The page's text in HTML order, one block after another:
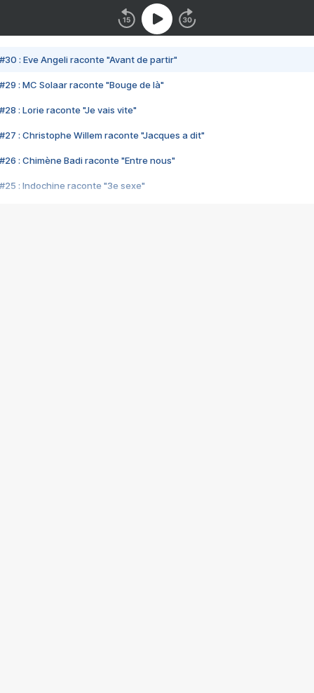
#30 : Eve Angeli raconte "Avant de partir"
#29 : MC Solaar raconte "Bouge de là"
#28 : Lorie raconte "Je vais vite"
#27 : Christophe Willem raconte "Jacques a dit"
#26 : Chimène Badi raconte "Entre nous"
#25 : Indochine raconte "3e sexe"